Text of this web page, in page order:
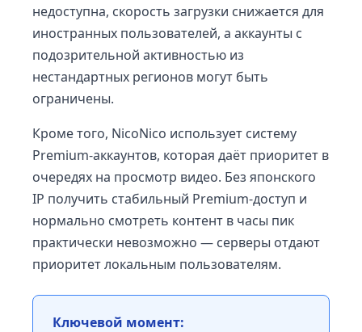
недоступна, скорость загрузки снижается для
иностранных пользователей, а аккаунты с
подозрительной активностью из
нестандартных регионов могут быть
ограничены.
Кроме того, NicoNico использует систему
Premium-аккаунтов, которая даёт приоритет в
очередях на просмотр видео. Без японского
IP получить стабильный Premium-доступ и
нормально смотреть контент в часы пик
практически невозможно — серверы отдают
приоритет локальным пользователям.
Ключевой момент: